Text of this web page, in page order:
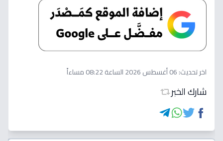
اخر تحديث:06 أغسطس 2026 الساعة 08:22 مساءاً
شارك الخبر